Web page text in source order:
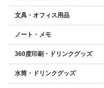
文具・オフィス用品
ノート・メモ
360度印刷・ドリンクグッズ
水筒・ドリンクグッズ